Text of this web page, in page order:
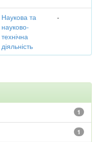
Наукова та
науково-
технічна
діяльність
-
1
1